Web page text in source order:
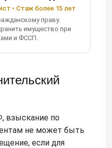
• Стаж более 15 лет
праву.
имущество при
и ФССП.
взыскание по
не может быть
если для